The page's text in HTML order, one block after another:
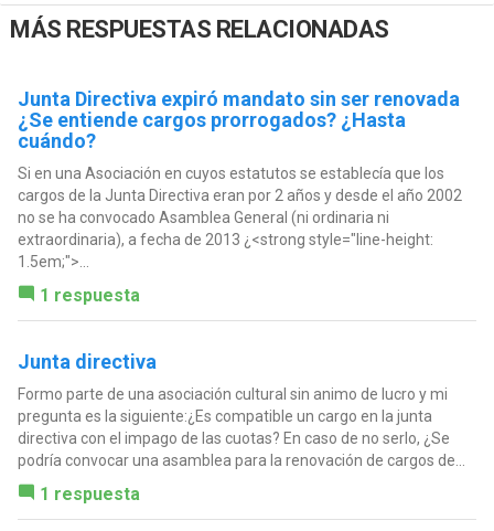
MÁS RESPUESTAS RELACIONADAS
Junta Directiva expiró mandato sin ser renovada
¿Se entiende cargos prorrogados? ¿Hasta
cuándo?
Si en una Asociación en cuyos estatutos se establecía que los
cargos de la Junta Directiva eran por 2 años y desde el año 2002
no se ha convocado Asamblea General (ni ordinaria ni
extraordinaria), a fecha de 2013 ¿<strong style="line-height:
1.5em;">...
1 respuesta
Junta directiva
Formo parte de una asociación cultural sin animo de lucro y mi
pregunta es la siguiente:¿Es compatible un cargo en la junta
directiva con el impago de las cuotas? En caso de no serlo, ¿Se
podría convocar una asamblea para la renovación de cargos de...
1 respuesta